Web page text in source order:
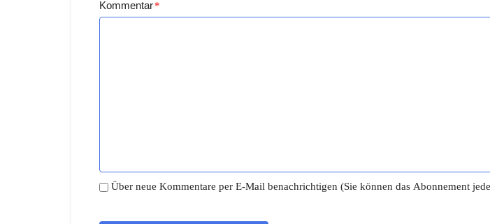
Kommentar*
Über neue Kommentare per E-Mail benachrichtigen (Sie können das Abonnement